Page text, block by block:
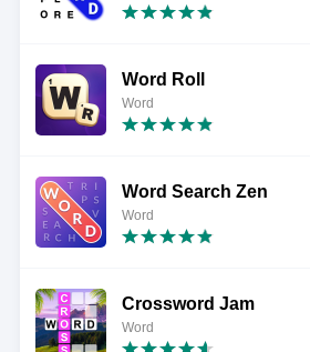
Word Roll
Word
Word Search Zen
Word
Crossword Jam
Word